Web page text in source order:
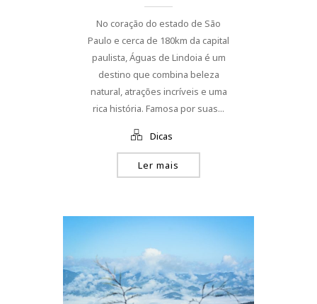
No coração do estado de São
Paulo e cerca de 180km da capital
paulista, Águas de Lindoia é um
destino que combina beleza
natural, atrações incríveis e uma
rica história. Famosa por suas...
Dicas
Ler mais